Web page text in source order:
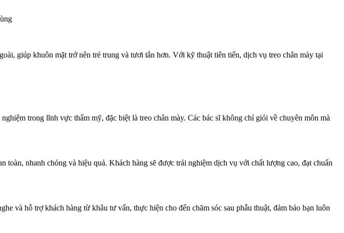
giúp khuôn mặt trở nên trẻ trung và tươi tắn hơn. Với kỹ thuật tiên tiến, dịch vụ treo chân mày tại
trong lĩnh vực thẩm mỹ, đặc biệt là treo chân mày. Các bác sĩ không chỉ giỏi về chuyên môn mà
nhanh chóng và hiệu quả. Khách hàng sẽ được trải nghiệm dịch vụ với chất lượng cao, đạt chuẩn
và hỗ trợ khách hàng từ khâu tư vấn, thực hiện cho đến chăm sóc sau phẫu thuật, đảm bảo bạn luôn